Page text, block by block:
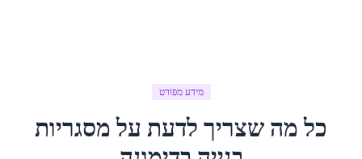
מידע מפורט
כל מה שצריך לדעת עלמסגריות